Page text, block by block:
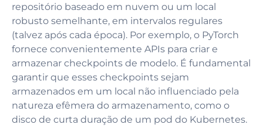
repositório baseado em nuvem ou um local
robusto semelhante, em intervalos regulares
(talvez após cada época). Por exemplo, o PyTorch
fornece convenientemente APIs para criar e
armazenar checkpoints de modelo. É fundamental
garantir que esses checkpoints sejam
armazenados em um local não influenciado pela
natureza efêmera do armazenamento, como o
disco de curta duração de um pod do Kubernetes.